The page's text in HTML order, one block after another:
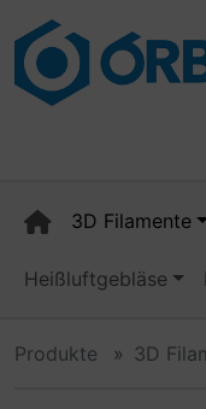
Sprungnavigation
Springe zum Inhalt
3D Filamente
Heißluftgebläse
Produkte 3D